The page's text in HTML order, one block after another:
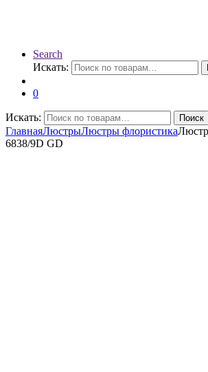
Search
Искать:
0
Искать: Поиск
ГлавнаяЛюстрыЛюстры флористика
6838/9D GD